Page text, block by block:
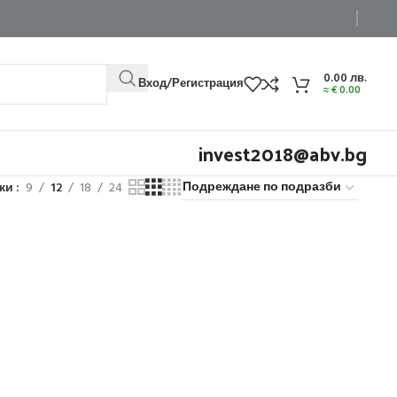
Вход/Регистрация 0.00лв.
≈€0.00
invest2018@abv.bg
9 12 18 24